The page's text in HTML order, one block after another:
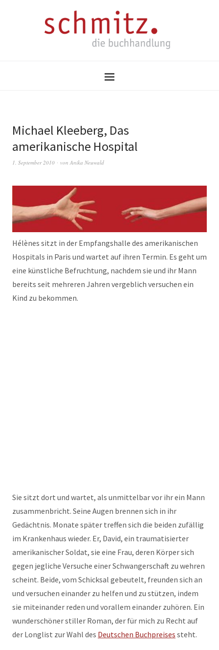
Michael Kleeberg, Das
amerikanische Hospital
1. September 2010 von Anika Neuwald
Hélènes sitzt in der Empfangshalle des amerikanischen
Hospitals in Paris und wartet auf ihren Termin. Es geht um
eine künstliche Befruchtung, nachdem sie und ihr Mann
bereits seit mehreren Jahren vergeblich versuchen ein
Kind zu bekommen.
Sie sitzt dort und wartet, als unmittelbar vor ihr ein Mann
zusammenbricht. Seine Augen brennen sich in ihr
Gedächtnis. Monate später treffen sich die beiden zufällig
im Krankenhaus wieder. Er, David, ein traumatisierter
amerikanischer Soldat, sie eine Frau, deren Körper sich
gegen jegliche Versuche einer Schwangerschaft zu wehren
scheint. Beide, vom Schicksal gebeutelt, freunden sich an
und versuchen einander zu helfen und zu stützen, indem
sie miteinander reden und vorallem einander zuhören. Ein
wunderschöner stiller Roman, der für mich zu Recht auf
der Longlist zur Wahl des Deutschen Buchpreises steht.